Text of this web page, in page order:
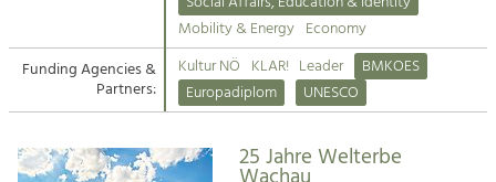
Suche
Impressum
Kontakt
Tourism
Offer Development and Positioning
Art & Culture
Mobility & Energy Economy
Funding Agencies &
Partners:
Kultur NÖ KLAR! Leader
BMKOES
Europadiplom
UNESCO
25 Jahre Welterbe